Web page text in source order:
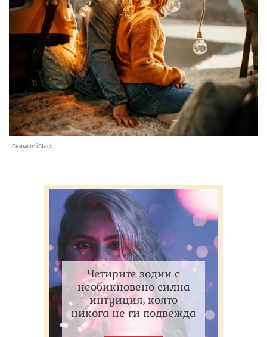
Снимка: iStock
Четирите зодии с
необикновено силна
интуиция, която
никога не ги подвежда